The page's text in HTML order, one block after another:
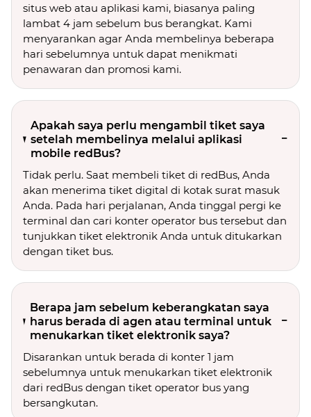
situs web atau aplikasi kami, biasanya paling
lambat 4 jam sebelum bus berangkat. Kami
menyarankan agar Anda membelinya beberapa
hari sebelumnya untuk dapat menikmati
penawaran dan promosi kami.
Apakah saya perlu mengambil tiket saya
setelah membelinya melalui aplikasi
mobile redBus?
Tidak perlu. Saat membeli tiket di redBus, Anda
akan menerima tiket digital di kotak surat masuk
Anda. Pada hari perjalanan, Anda tinggal pergi ke
terminal dan cari konter operator bus tersebut dan
tunjukkan tiket elektronik Anda untuk ditukarkan
dengan tiket bus.
Berapa jam sebelum keberangkatan saya
harus berada di agen atau terminal untuk
menukarkan tiket elektronik saya?
Disarankan untuk berada di konter 1 jam
sebelumnya untuk menukarkan tiket elektronik
dari redBus dengan tiket operator bus yang
bersangkutan.